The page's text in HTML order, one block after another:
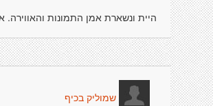
היית ונשארת אמן התמונות
שמוליק בכיף